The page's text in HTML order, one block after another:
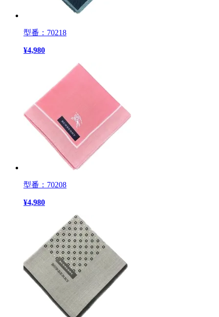
型番：70218
¥4,980
型番：70208
¥4,980